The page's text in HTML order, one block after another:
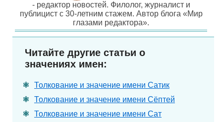
- редактор новостей. Филолог, журналист и
публицист с 30-летним стажем. Автор блога «Мир
глазами редактора».
Читайте другие статьи о
значениях имен:
Толкование и значение имени Сатик
Толкование и значение имени Сёптей
Толкование и значение имени Сат